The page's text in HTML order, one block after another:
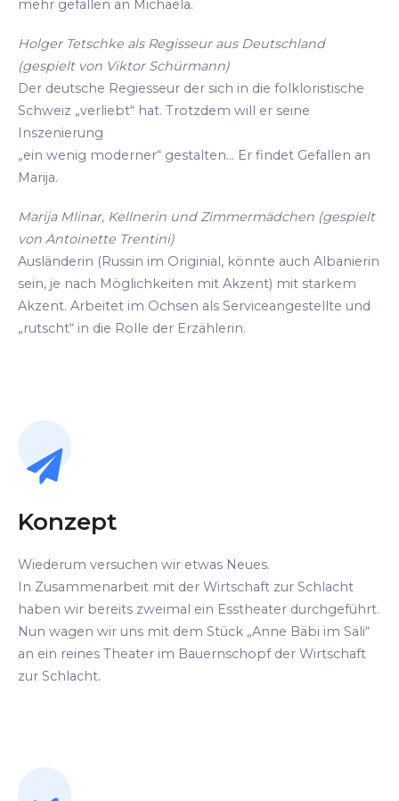
mehr gefallen an Michaela.
Holger Tetschke als Regisseur aus Deutschland
(gespielt von Viktor Schürmann)
Der deutsche Regiesseur der sich in die folkloristische
Schweiz „verliebt“ hat. Trotzdem will er seine
Inszenierung
„ein wenig moderner“ gestalten... Er findet Gefallen an
Marija.
Marija Mlinar, Kellnerin und Zimmermädchen (gespielt
von Antoinette Trentini)
Ausländerin (Russin im Originial, könnte auch Albanierin
sein, je nach Möglichkeiten mit Akzent) mit starkem
Akzent. Arbeitet im Ochsen als Serviceangestellte und
„rutscht“ in die Rolle der Erzählerin.
Konzept
Wiederum versuchen wir etwas Neues.
In Zusammenarbeit mit der Wirtschaft zur Schlacht
haben wir bereits zweimal ein Esstheater durchgeführt.
Nun wagen wir uns mit dem Stück „Anne Bäbi im Säli“
an ein reines Theater im Bauernschopf der Wirtschaft
zur Schlacht.